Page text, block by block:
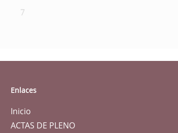
7
Enlaces
Inicio
ACTAS DE PLENO